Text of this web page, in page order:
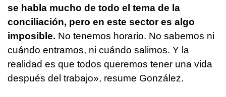
se habla mucho de todo el tema de la
conciliación, pero en este sector es algo
imposible. No tenemos horario. No sabemos ni
cuándo entramos, ni cuándo salimos. Y la
realidad es que todos queremos tener una vida
después del trabajo», resume González.